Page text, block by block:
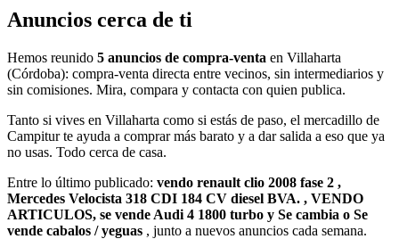
Anuncios cerca de ti
Hemos reunido 5 anuncios de compra-venta en Villaharta
(Córdoba): compra-venta directa entre vecinos, sin intermediarios y
sin comisiones. Mira, compara y contacta con quien publica.
Tanto si vives en Villaharta como si estás de paso, el mercadillo de
Campitur te ayuda a comprar más barato y a dar salida a eso que ya
no usas. Todo cerca de casa.
Entre lo último publicado: vendo renault clio 2008 fase 2 ,
Mercedes Velocista 318 CDI 184 CV diesel BVA. , VENDO
ARTICULOS, se vende Audi 4 1800 turbo y Se cambia o Se
vende cabalos / yeguas , junto a nuevos anuncios cada semana.